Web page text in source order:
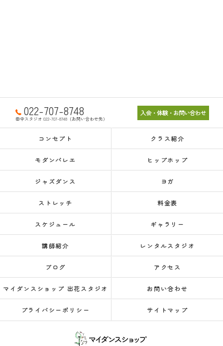
022-707-8748
田中スタジオ 022-707-8748（お問い合わせ先）
入会・体験・お問い合わせ
コンセプト クラス紹介
モダンバレエ ヒップホップ
ジャズダンス ヨガ
ストレッチ 料金表
スケジュール ギャラリー
講師紹介 レンタルスタジオ
ブログ アクセス
マイダンスショップ 出花スタジオ お問い合わせ
プライバシーポリシー サイトマップ